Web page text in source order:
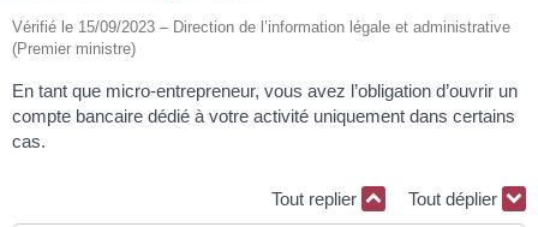
Vérifié le 15/09/2023 – Direction de l’information légale et administrative
(Premier ministre)
En tant que micro-entrepreneur, vous avez l’obligation d’ouvrir un
compte bancaire dédié à votre activité uniquement dans certains
cas.
Tout replier Tout déplier